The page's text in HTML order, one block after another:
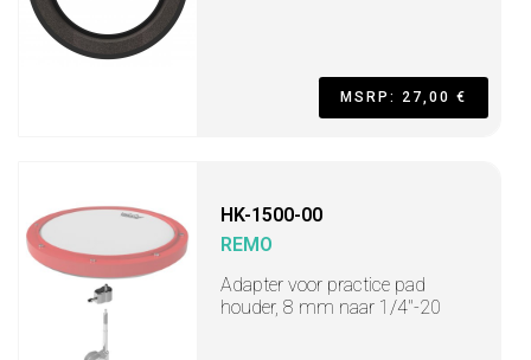
MSRP: 27,00 €
HK-1500-00
REMO
Adapter voor practice pad
houder, 8 mm naar 1/4"-20